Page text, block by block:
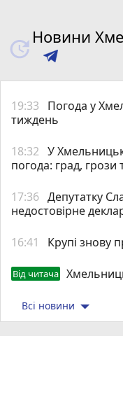
Новини
19:33
Погода у
тиждень
18:32 У
погода: град, грози
17:36 Депутатку
недостовірне
16:41 Крупі знову
Від читача
Всі новини